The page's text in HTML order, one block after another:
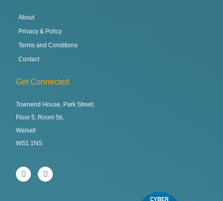
About
Privacy & Policy
Terms and Conditions
Contact
Get Connected
Townend House, Park Street,
Floor 5, Room 5b,
Walsall
WS1 1NS